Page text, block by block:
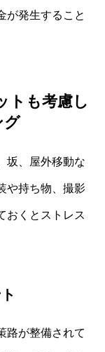
が発生すること
トも考慮し
グ
坂、屋外移動な
や持ち物、撮影
おくとストレス
路が整備されて